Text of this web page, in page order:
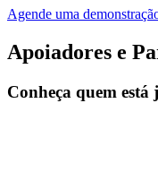
Agende uma
Apoiadores e
Conheça quem